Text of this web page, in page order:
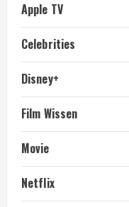
Apple TV
Celebrities
Disney+
Film Wissen
Movie
Netflix